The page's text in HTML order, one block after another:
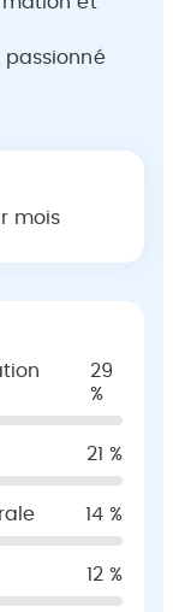
passionné
mois
29
%
21 %
14 %
12 %